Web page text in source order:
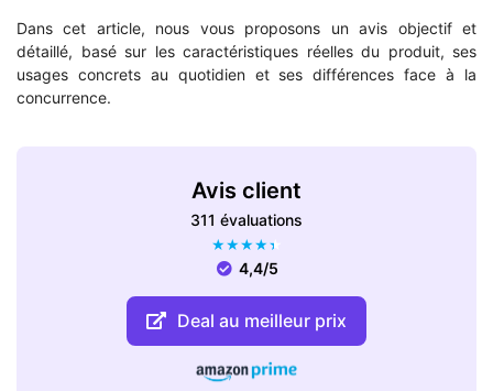
Dans cet article, nous vous proposons un avis objectif et
détaillé, basé sur les caractéristiques réelles du produit, ses
usages concrets au quotidien et ses différences face à la
concurrence.
Avis client
311 évaluations
★★★★★
4,4/5
Deal au meilleur prix